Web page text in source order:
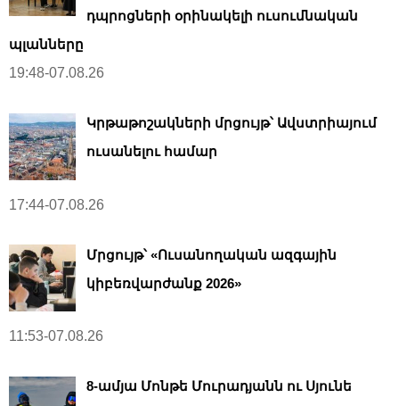
դպրոցների օրինակելի ուսումնական
պլանները
19:48-07.08.26
Կրթաթոշակների մրցույթ՝ Ավստրիայում
ուսանելու համար
17:44-07.08.26
Մրցույթ՝ «Ուսանողական ազգային
կիբեռվարժանք 2026»
11:53-07.08.26
8-ամյա Մոնթե Մուրադյանն ու Սյունե